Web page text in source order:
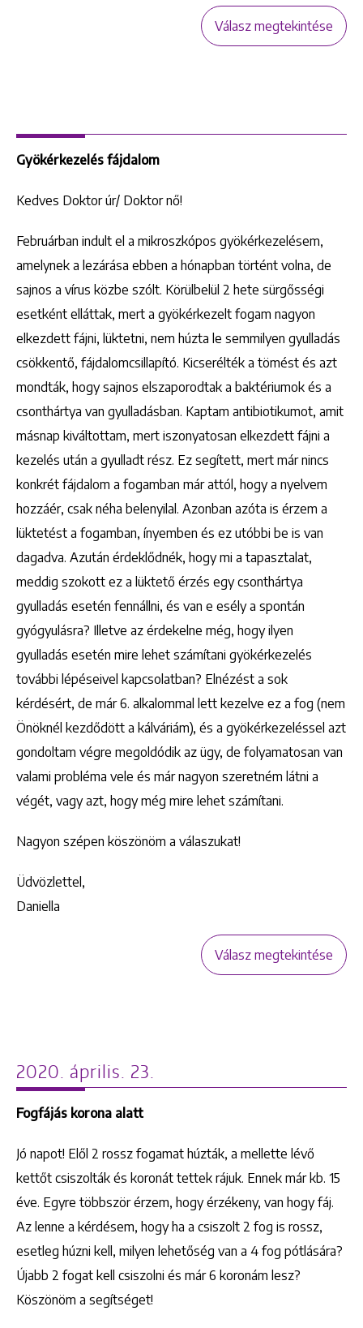
+36 1 222 7250
1148 Budapest, Örs vezér tere 2.
Válasz megtekintése
Gyökérkezelés fájdalom
Kedves Doktor úr/ Doktor nő!
Februárban indult el a mikroszkópos gyökérkezelésem,
amelynek a lezárása ebben a hónapban történt volna, de
sajnos a vírus közbe szólt. Körülbelül 2 hete sürgősségi
esetként elláttak, mert a gyökérkezelt fogam nagyon
elkezdett fájni, lüktetni, nem húzta le semmilyen gyulladás
csökkentő, fájdalomcsillapító. Kicserélték a tömést és azt
mondták, hogy sajnos elszaporodtak a baktériumok és a
csonthártya van gyulladásban. Kaptam antibiotikumot, amit
másnap kiváltottam, mert iszonyatosan elkezdett fájni a
kezelés után a gyulladt rész. Ez segített, mert már nincs
konkrét fájdalom a fogamban már attól, hogy a nyelvem
hozzáér, csak néha belenyilal. Azonban azóta is érzem a
lüktetést a fogamban, ínyemben és ez utóbbi be is van
dagadva. Azután érdeklődnék, hogy mi a tapasztalat,
meddig szokott ez a lüktető érzés egy csonthártya
gyulladás esetén fennállni, és van e esély a spontán
gyógyulásra? Illetve az érdekelne még, hogy ilyen
gyulladás esetén mire lehet számítani gyökérkezelés
további lépéseivel kapcsolatban? Elnézést a sok
kérdésért, de már 6. alkalommal lett kezelve ez a fog (nem
Önöknél kezdődött a kálváriám), és a gyökérkezeléssel azt
gondoltam végre megoldódik az ügy, de folyamatosan van
valami probléma vele és már nagyon szeretném látni a
végét, vagy azt, hogy még mire lehet számítani.
Nagyon szépen köszönöm a válaszukat!
Üdvözlettel,
Daniella
Válasz megtekintése
2020. április. 23.
Fogfájás korona alatt
Jó napot! Elől 2 rossz fogamat húzták, a mellette lévő
kettőt csiszolták és koronát tettek rájuk. Ennek már kb. 15
éve. Egyre többször érzem, hogy érzékeny, van hogy fáj.
Az lenne a kérdésem, hogy ha a csiszolt 2 fog is rossz,
esetleg húzni kell, milyen lehetőség van a 4 fog pótlására?
Újabb 2 fogat kell csiszolni és már 6 koronám lesz?
Köszönöm a segítséget!